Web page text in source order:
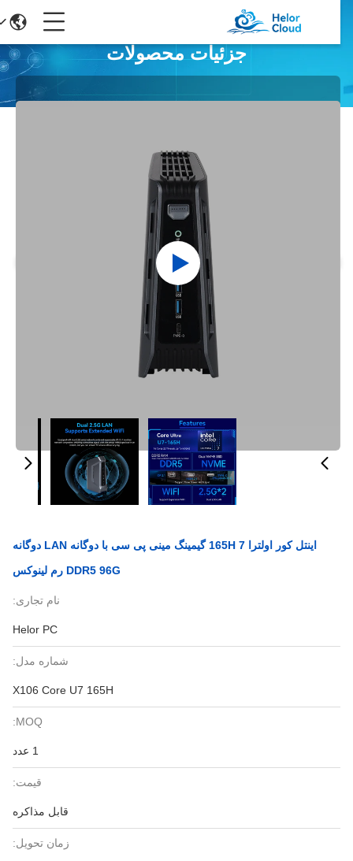
جزئیات محصولات
اینتل کور اولترا 7 165H گیمینگ مینی پی سی با دوگانه LAN دوگانه
DDR5 96G رم لینوکس
نام تجاری:
Helor PC
شماره مدل:
X106 Core U7 165H
MOQ:
قیمت:
قابل مذاکره
زمان تحویل: